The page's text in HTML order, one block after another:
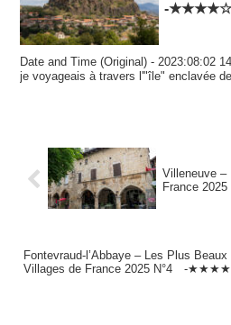
-
Date and Time (Original) - 2023:08:02
je voyageais à travers l'"île" enclavée de
Villeneuve –
France
Fontevraud-l’Abbaye – Les Plus Beaux
Villages de France 2025 N°4 -